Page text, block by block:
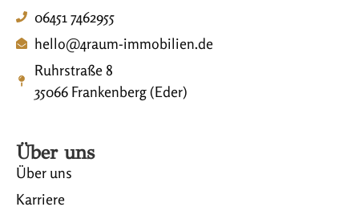
06451 7462955
hello@4raum-immobilien.de
Ruhrstraße 8
35066 Frankenberg (Eder)
Über uns
Über uns
Karriere